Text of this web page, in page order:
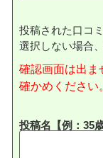
投稿された口コ
選択しない場合
確認画面は出ま
確かめください
投稿名【例：35